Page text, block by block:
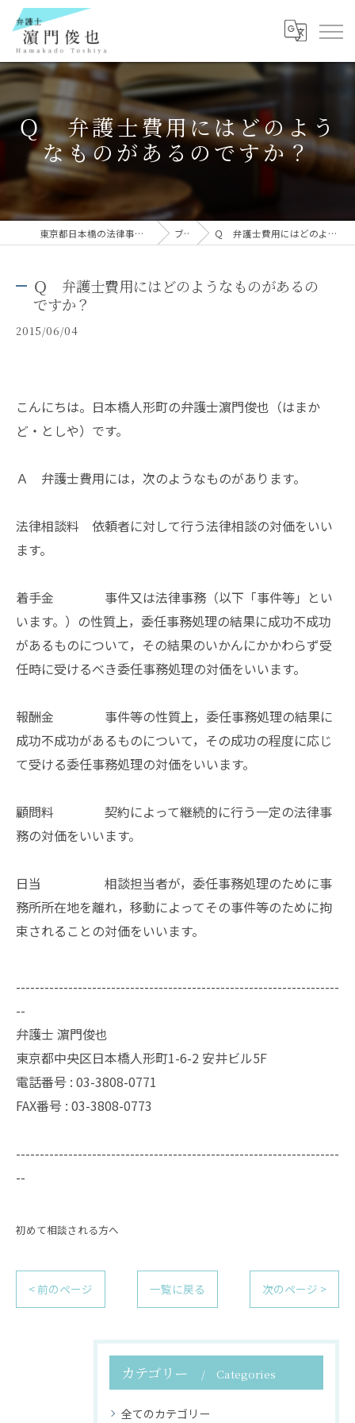
Ｑ 弁護士費用にはどのよう
なものがあるのですか？
東京都日本橋の法律事務所なら弁護士 濵門俊也 ブログ Ｑ 弁護士費用にはどのようなものがあるのですか？
Ｑ 弁護士費用にはどのようなものがあるの
ですか？
2015/06/04
こんにちは。日本橋人形町の弁護士濵門俊也（はまか
ど・としや）です。
Ａ 弁護士費用には，次のようなものがあります。
法律相談料 依頼者に対して行う法律相談の対価をいい
ます。
着手金 事件又は法律事務（以下「事件等」とい
います。）の性質上，委任事務処理の結果に成功不成功
があるものについて，その結果のいかんにかかわらず受
任時に受けるべき委任事務処理の対価をいいます。
報酬金 事件等の性質上，委任事務処理の結果に
成功不成功があるものについて，その成功の程度に応じ
て受ける委任事務処理の対価をいいます。
顧問料 契約によって継続的に行う一定の法律事
務の対価をいいます。
日当 相談担当者が，委任事務処理のために事
務所所在地を離れ，移動によってその事件等のために拘
束されることの対価をいいます。
--------------------------------------------------------------------
--
弁護士 濵門俊也
東京都中央区日本橋人形町1-6-2 安井ビル5F
電話番号 : 03-3808-0771
FAX番号 : 03-3808-0773
--------------------------------------------------------------------
--
初めて相談される方へ
< 前のページ 一覧に戻る 次のページ >
カテゴリー Categories
全てのカテゴリー